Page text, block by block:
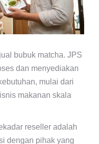
bubuk matcha. JPS
dan menyediakan
mulai dari
makanan skala
reseller adalah
dengan pihak yang